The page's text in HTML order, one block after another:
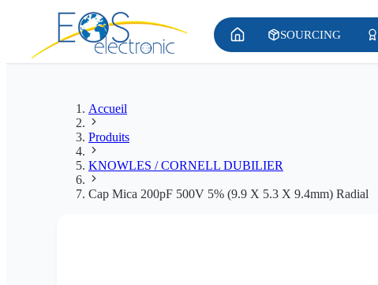
SOURCING
Accueil
Produits
KNOWLES / CORNELL DUBILIER
Cap Mica 200pF 500V 5% (9.9 X 5.3 X 9.4mm) Radial